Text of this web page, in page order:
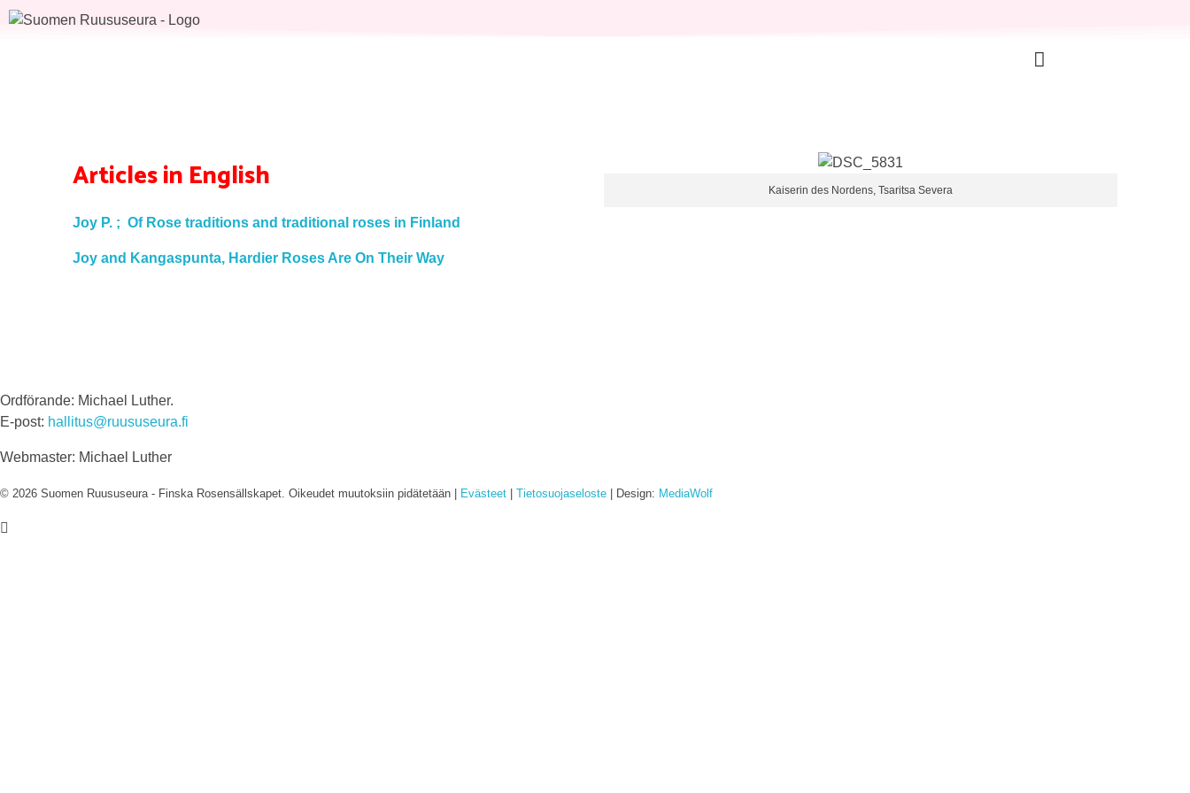
Articles in English
Joy P. ; Of Rose traditions and traditional roses in Finland
Joy and Kangaspunta, Hardier Roses Are On Their Way
Kaiserin des Nordens, Tsaritsa Severa
Ordförande: Michael Luther.
E-post: hallitus@ruususeura.fi
Webmaster: Michael Luther
© 2026 Suomen Ruususeura - Finska Rosensällskapet. Oikeudet muutoksiin pidätetään | Evästeet Tietosuojaseloste | Design: MediaWolf